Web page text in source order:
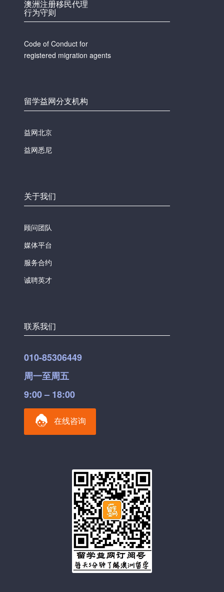
澳洲注册移民代理
行为守则
Code of Conduct for
registered migration agents
留学益网分支机构
益网北京
益网悉尼
关于我们
顾问团队
媒体平台
服务合约
诚聘英才
联系我们
010-85306449
周一至周五
9:00 – 18:00
在线咨询